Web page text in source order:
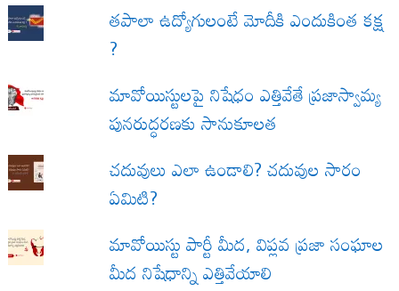
త‌పాలా ఉద్యోగులంటే మోదీకి ఎందుకింత కక్ష
?
మావోయిస్టులపై నిషేధం ఎత్తివేతే ప్రజాస్వామ్య
పునరుద్ధరణకు సానుకూలత
చదువులు ఎలా ఉండాలి? చదువుల సారం
ఏమిటి?
మావోయిస్టు పార్టీ మీద, విప్లవ ప్రజా సంఘాల
మీద నిషేధాన్ని ఎత్తివేయాలి